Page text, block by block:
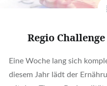
Regio
Eine Woche lang sich
diesem Jahr lädt der